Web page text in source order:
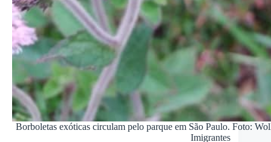
Borboletas exóticas circulam pelo parque em São Paulo. Foto:
Imigrantes